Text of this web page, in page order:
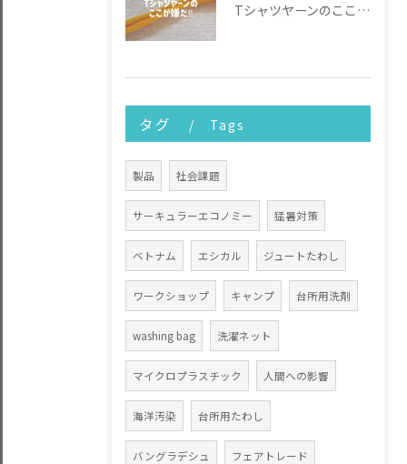
Tシャツヤーンのここが嫌だ
タグ Tags
製品 社会課題
サーキュラーエコノミー 猛暑対策
ベトナム エシカル ジュートたわし
ワークショップ キャンプ 台所用洗剤
washing bag 洗濯ネット
マイクロプラスチック 人間への影響
海洋汚染 台所用たわし
バングラデシュ フェアトレード